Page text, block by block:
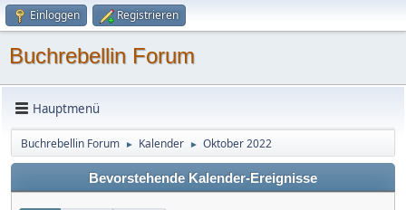
Einloggen Registrieren
Buchrebellin Forum
Hauptmenü
Buchrebellin Forum ► Kalender ► Oktober 2022
Bevorstehende Kalender-Ereignisse